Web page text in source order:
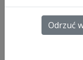
na bazie
dopasowany
460,00 netto/
dopasowany
03-01 – art.
Odrzuć